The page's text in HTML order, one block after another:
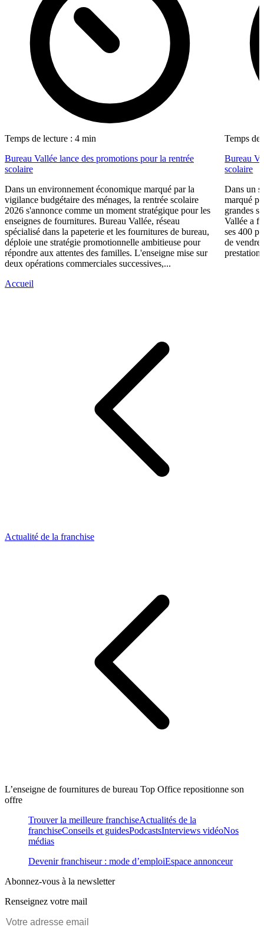
Temps de lecture : 4 min
Bureau Vallée lance des promotions pour la rentrée
scolaire
Dans un environnement économique marqué par la
vigilance budgétaire des ménages, la rentrée scolaire
2026 s'annonce comme un moment stratégique pour les
enseignes de fournitures. Bureau Vallée, réseau
spécialisé dans la papeterie et les fournitures de bureau,
déploie une stratégie promotionnelle ambitieuse pour
répondre aux attentes des familles. L'enseigne mise sur
deux opérations commerciales successives,...
Temps de
Bureau
scolaire
Dans un
marqué
grandes
Vallée a
ses 400
de vendre
Accueil
Actualité de la franchise
L’enseigne de fournitures de bureau Top Office repositionne son
offre
Trouver la meilleure franchiseActualités de la
franchiseConseils et guidesPodcastsInterviews vidéoNos
médias
Devenir franchiseur : mode d’emploiEspace annonceur
Abonnez-vous à la newsletter
Renseignez votre mail